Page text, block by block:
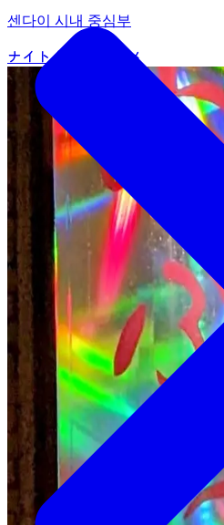
센다이 시내 중심부
ナイトタイム
グルメ